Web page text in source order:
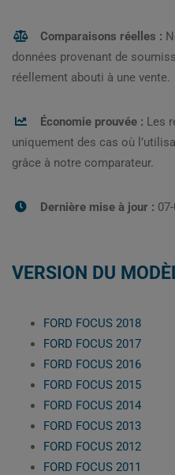
Comparaisons réelles :
données provenant de
réellement abouti à une vente.
Économie prouvée : Les
uniquement des cas où
grâce à notre comparateur.
Dernière mise à jour :
VERSION DU
FORD FOCUS 2018
FORD FOCUS 2017
FORD FOCUS 2016
FORD FOCUS 2015
FORD FOCUS 2014
FORD FOCUS 2013
FORD FOCUS 2012
FORD FOCUS 2011